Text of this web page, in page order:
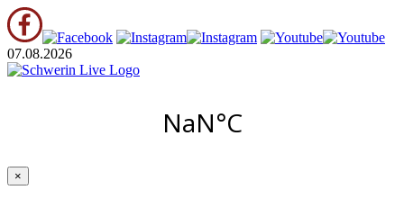
07.08.2026
×